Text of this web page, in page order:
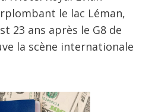
le lac Léman,
23 ans après le G8 de
la scène internationale